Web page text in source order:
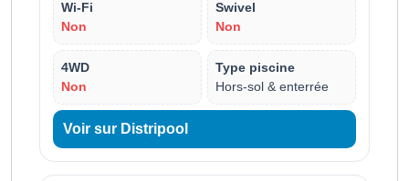
Wi-Fi
Non
Swivel
Non
4WD
Non
Type piscine
Hors-sol & enterrée
Voir sur Distripool